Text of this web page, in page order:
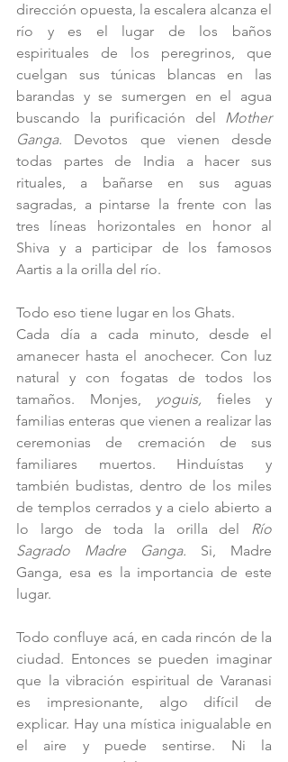
dirección opuesta, la escalera alcanza el
río y es el lugar de los baños
espirituales de los peregrinos, que
cuelgan sus túnicas blancas en las
barandas y se sumergen en el agua
buscando la purificación del Mother
Ganga. Devotos que vienen desde
todas partes de India a hacer sus
rituales, a bañarse en sus aguas
sagradas, a pintarse la frente con las
tres líneas horizontales en honor al
Shiva y a participar de los famosos
Aartis a la orilla del río.
Todo eso tiene lugar en los Ghats.
Cada día a cada minuto, desde el
amanecer hasta el anochecer. Con luz
natural y con fogatas de todos los
tamaños. Monjes,
yoguis, fieles y
familias enteras que vienen a realizar las
ceremonias de cremación de sus
familiares muertos. Hinduístas y
también budistas, dentro de los miles
de templos cerrados y a cielo abierto a
lo largo de toda la orilla del Río
Sagrado Madre Ganga. Si, Madre
Ganga, esa es la importancia de este
lugar.
Todo confluye acá, en cada rincón de la
ciudad. Entonces se pueden imaginar
que la vibración espiritual de Varanasi
es impresionante, algo difícil de
explicar. Hay una mística inigualable en
el aire y puede sentirse. Ni la